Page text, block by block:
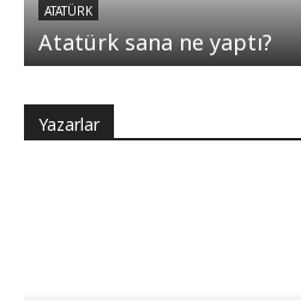
ATATÜRK
Atatürk sana ne yaptı?
Yazarlar